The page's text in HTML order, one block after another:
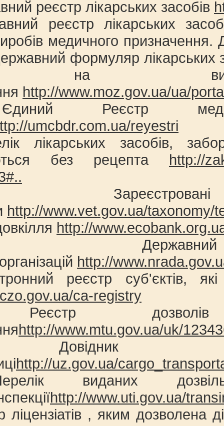
реєстр лікарських засобів
реєстр лікарських
медичного
формуляр лікарських
на
http://www.moz.gov.ua/ua/
Реєстр
umcbdr.com.ua/reyestri
лікарських засобів,
без рецепта http://
http://www.vet.gov.ua/taxonomy/
http://
http://
реєстр суб'єктів,
ca-registry
http://www.mtu.gov.ua/uk/
http://uz.gov.ua/
виданих
http://www.uti.gov.ua/
ліцензіатів , яким дозволена